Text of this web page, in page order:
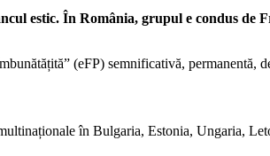
estic. În România, grupul e condus de
(eFP) semnificativă, permanentă,
în Bulgaria, Estonia, Ungaria,